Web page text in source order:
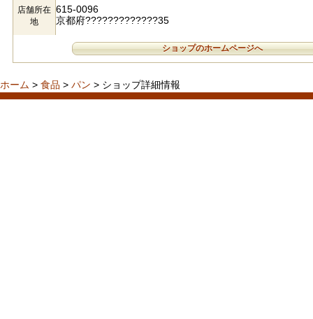
店舗所在
地
615-0096
京都府?????????????35
ショップのホームページへ
ホーム > 食品 > パン > ショップ詳細情報